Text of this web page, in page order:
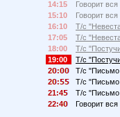
14:15
Говорит
15:10
Говорит
16:10
Т/с
17:05
Т/с
18:00
Т/с
19:00
Т/с
2
:
Т/с "Письмо
2
:
Т/с "Письмо
21:4
Т/с "Письмо
22:4
Говорит